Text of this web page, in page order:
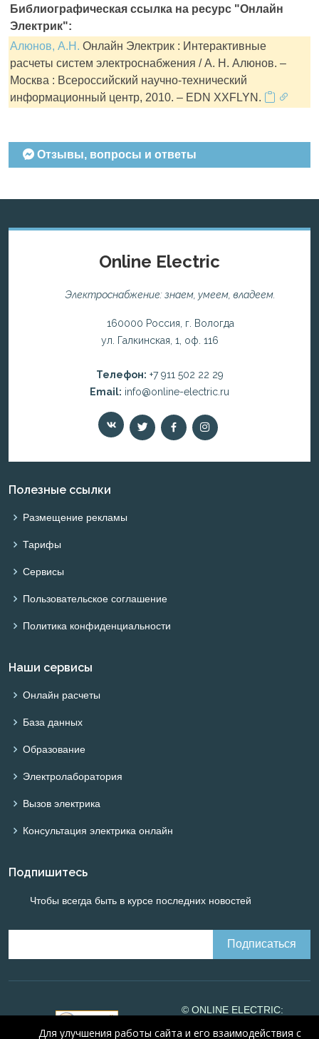
Библиографическая ссылка на ресурс "Онлайн
Электрик":
Алюнов, А.Н. Онлайн Электрик : Интерактивные
расчеты систем электроснабжения / А. Н. Алюнов. –
Москва : Всероссийский научно-технический
информационный центр, 2010. – EDN XXFLYN.
Отзывы, вопросы и ответы
Online Electric
Электроснабжение: знаем, умеем, владеем.
160000 Россия, г. Вологда
ул. Галкинская, 1, оф. 116
Телефон: +7 911 502 22 29
Email: info@online-electric.ru
Полезные ссылки
Размещение рекламы
Тарифы
Сервисы
Пользовательское соглашение
Политика конфиденциальности
Наши сервисы
Онлайн расчеты
База данных
Образование
Электролаборатория
Вызов электрика
Консультация электрика онлайн
Подпишитесь
Чтобы всегда быть в курсе последних новостей
© ONLINE ELECTRIC:
Для улучшения работы сайта и его взаимодействия с